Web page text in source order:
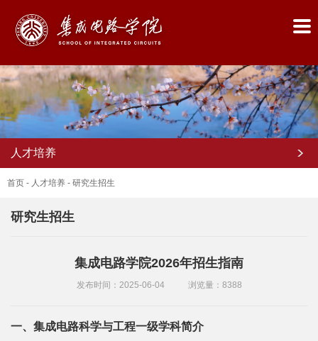
人才培养
首页 - 人才培养 - 研究生招生
研究生招生
集成电路学院2026年招生指南
发布时间：2025-06-04 浏览量： 8388
一、集成电路科学与工程一级学科简介